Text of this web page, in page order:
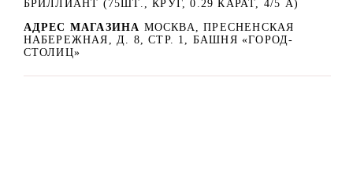
БРИЛЛИАНТ (75ШТ., КРУГ, 0.29 КАРАТ, 4/5 А)
АДРЕС МАГАЗИНА МОСКВА, ПРЕСНЕНСКАЯ
НАБЕРЕЖНАЯ, Д. 8, СТР. 1, БАШНЯ «ГОРОД-
СТОЛИЦ»